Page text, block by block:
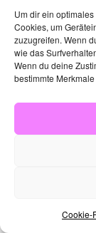
Um dir ein
Cookies, um
zuzugreifen. Wenn
wie das
Wenn du deine
bestimmte
Cookie-
einmal einen
Berat
ungsz
eitpun
ntiv